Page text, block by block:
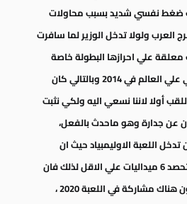
ضغط نفسي شديد بسبب محاولات
العرب ولولا تدخل الوزير لما سافرت
معلقة علي احرازها البطولة خاصة
بعد انتزاعها المركز الثاني علي العالم في 2014 وبالتالي كان
أولا لاننا نسعي اليه ولكي نثبت
عن جدارة وهو ماحدث بالفعل،
تدخل اللعبة الاوليمبياد حيث ان
دخولها يعني ان مصر ستحصد 6 ميداليات علي الاقل لذلك فان
هناك ملفا يعد لكي تكون هناك مشاركة في اللعبة 2020 ،